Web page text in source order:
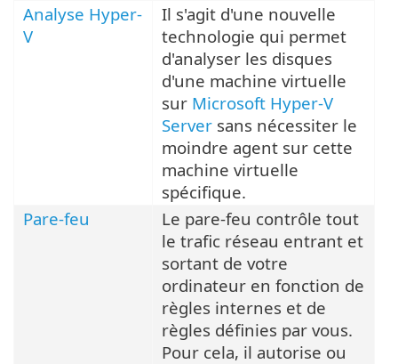
Analyse Hyper-
V
Il s'agit d'une nouvelle
technologie qui permet
d'analyser les disques
d'une machine virtuelle
sur Microsoft Hyper-V
Server sans nécessiter le
moindre agent sur cette
machine virtuelle
spécifique.
Pare-feu
Le pare-feu contrôle tout
le trafic réseau entrant et
sortant de votre
ordinateur en fonction de
règles internes et de
règles définies par vous.
Pour cela, il autorise ou